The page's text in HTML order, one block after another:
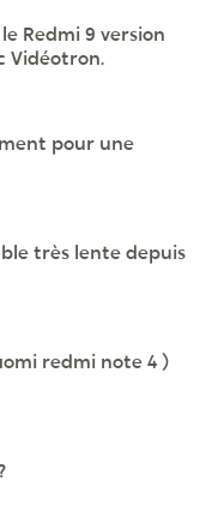
Redmi 9 version
Vidéotron.
pour une
très lente depuis
redmi note 4 )